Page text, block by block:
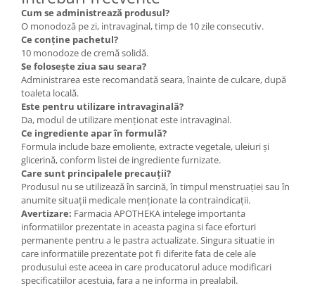
Cum se administrează produsul?
O monodoză pe zi, intravaginal, timp de 10 zile consecutiv.
Ce conține pachetul?
10 monodoze de cremă solidă.
Se folosește ziua sau seara?
Administrarea este recomandată seara, înainte de culcare, după
toaleta locală.
Este pentru utilizare intravaginală?
Da, modul de utilizare menționat este intravaginal.
Ce ingrediente apar în formulă?
Formula include baze emoliente, extracte vegetale, uleiuri și
glicerină, conform listei de ingrediente furnizate.
Care sunt principalele precauții?
Produsul nu se utilizează în sarcină, în timpul menstruației sau în
anumite situații medicale menționate la contraindicații.
Avertizare: Farmacia APOTHEKA intelege importanta
informatiilor prezentate in aceasta pagina si face eforturi
permanente pentru a le pastra actualizate. Singura situatie in
care informatiile prezentate pot fi diferite fata de cele ale
produsului este aceea in care producatorul aduce modificari
specificatiilor acestuia, fara a ne informa in prealabil.